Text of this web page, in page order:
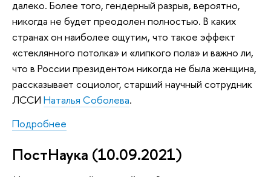
далеко. Более того, гендерный разрыв, вероятно,
никогда не будет преодолен полностью. В каких
странах он наиболее ощутим, что такое эффект
«стеклянного потолка» и «липкого пола» и важно ли,
что в России президентом никогда не была женщина,
рассказывает социолог, старший научный сотрудник
ЛССИ Наталья Соболева.
Подробнее
ПостНаука (10.09.2021)